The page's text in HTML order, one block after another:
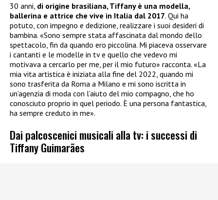
30 anni, di origine brasiliana, Tiffany è una modella,
ballerina e attrice che vive in Italia dal 2017. Qui ha
potuto, con impegno e dedizione, realizzare i suoi desideri di
bambina. «Sono sempre stata affascinata dal mondo dello
spettacolo, fin da quando ero piccolina. Mi piaceva osservare
i cantanti e le modelle in tv e quello che vedevo mi
motivava a cercarlo per me, per il mio futuro» racconta. «La
mia vita artistica è iniziata alla fine del 2022, quando mi
sono trasferita da Roma a Milano e mi sono iscritta in
un’agenzia di moda con l’aiuto del mio compagno, che ho
conosciuto proprio in quel periodo. È una persona fantastica,
ha sempre creduto in me».
Dai palcoscenici musicali alla tv: i successi di
Tiffany Guimarães